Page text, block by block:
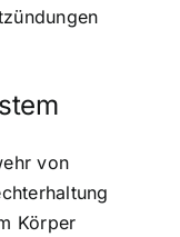
von
Körper